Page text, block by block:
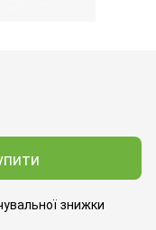
знижки